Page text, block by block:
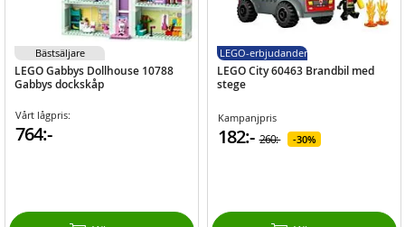
LEGO Gabbys Dollhouse 10788
Gabbys dockskåp
Vårt lågpris:
764:-
Bästsäljare
LEGO City 60463 Brandbil med
stege
Kampanjpris
182:- 260:- 30%
LEGO-erbjudanden